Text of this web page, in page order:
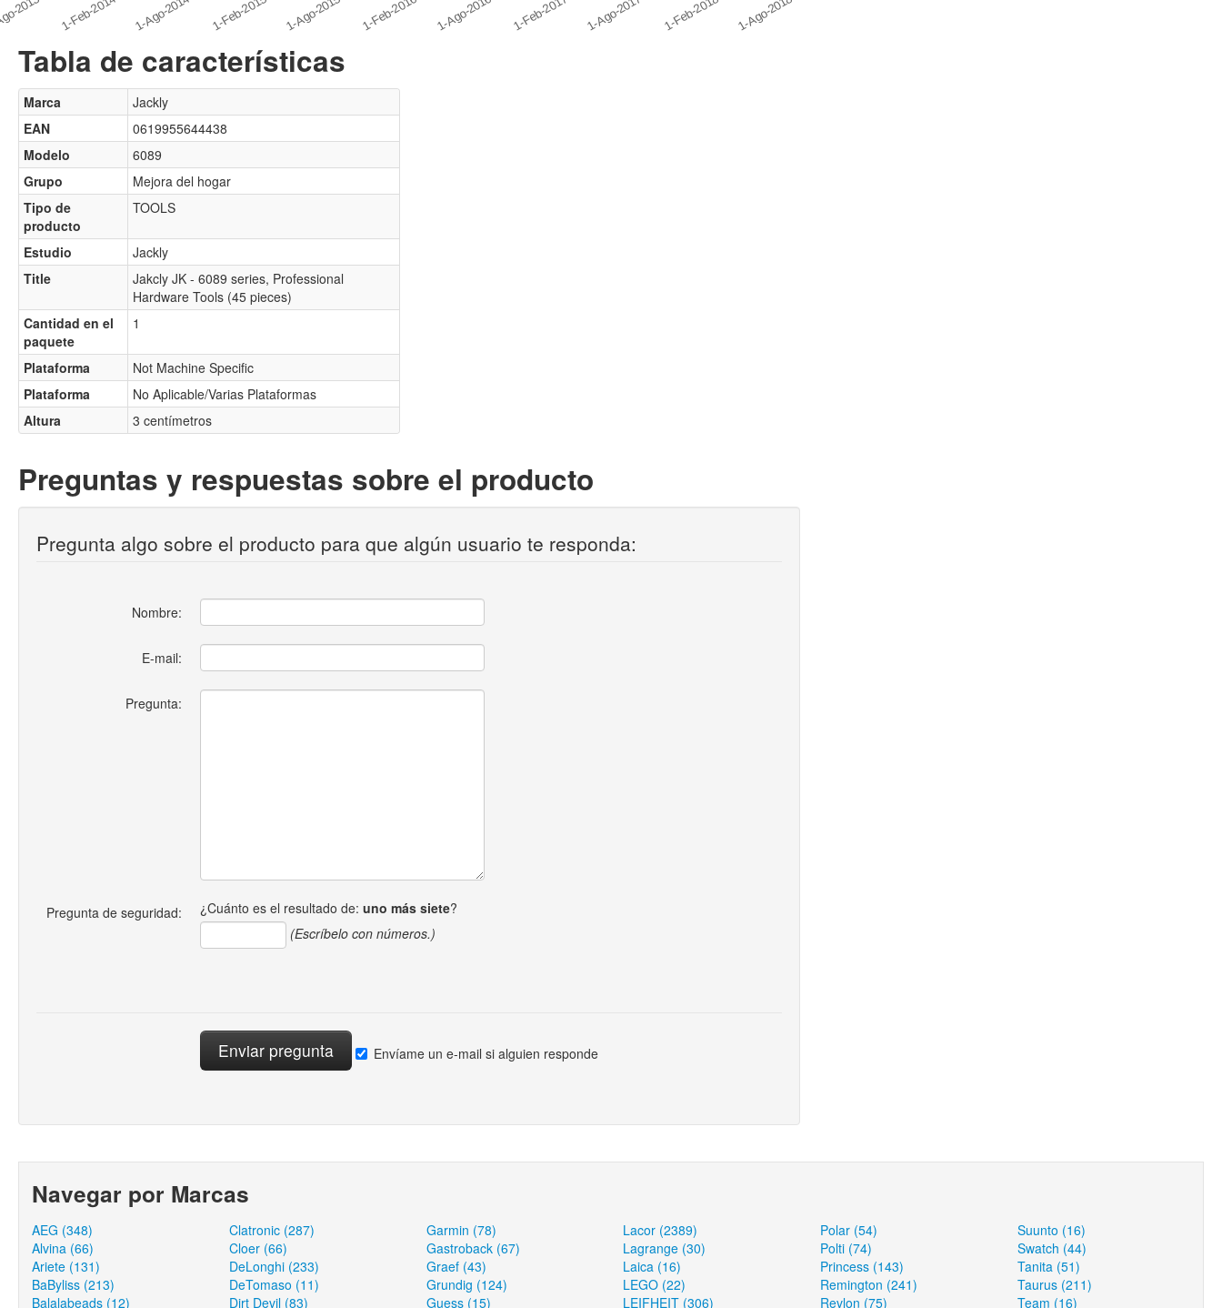
Tabla de características
Marca
Jackly
EAN
0619955644438
Modelo
6089
Grupo
Mejora del hogar
Tipo de
producto
TOOLS
Estudio
Jackly
Title
Jakcly JK - 6089 series, Professional
Hardware Tools (45 pieces)
Cantidad en el
paquete
1
Plataforma
Not Machine Specific
Plataforma
No Aplicable/Varias Plataformas
Altura
3 centímetros
Preguntas y respuestas sobre el producto
Pregunta algo sobre el producto para que algún usuario te responda:
Nombre:
E-mail:
Pregunta:
Pregunta de seguridad: ¿Cuánto es el resultado de: uno más siete?
(Escríbelo con números.)
Envíame un e-mail si alguien responde
Navegar por Marcas
AEG (348)
Alvina (66)
Ariete (131)
BaByliss (213)
Balalabeads (12)
Clatronic (287)
Cloer (66)
DeLonghi (233)
DeTomaso (11)
Dirt Devil (83)
Garmin (78)
Gastroback (67)
Graef (43)
Grundig (124)
Guess (15)
Lacor (2389)
Lagrange (30)
Laica (16)
LEGO (22)
LEIFHEIT (306)
Polar (54)
Polti (74)
Princess (143)
Remington (241)
Revlon (75)
Suunto (16)
Swatch (44)
Tanita (51)
Taurus (211)
Team (16)